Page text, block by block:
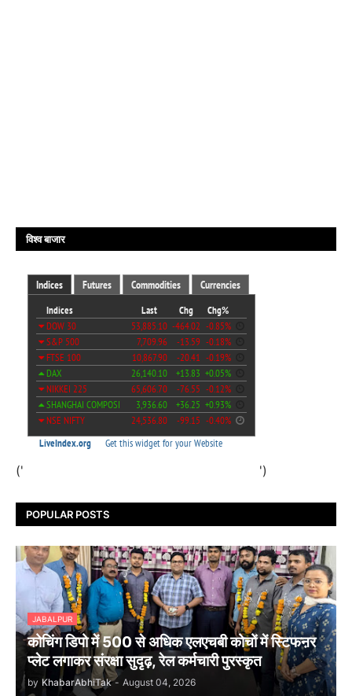
विश्व बाजार
(' ')
POPULAR POSTS
JABALPUR
कोचिंग डिपो में 500 से अधिक एलएचबी कोचों में स्टिफऩर
प्लेट लगाकर संरक्षा सुदृढ़, रेल कर्मचारी पुरस्कृत
by KhabarAbhiTak - August 04, 2026